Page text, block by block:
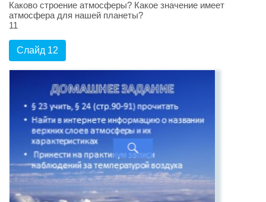
Каково строение атмосферы? Какое значение имеет
атмосфера для нашей планеты?
11
Слайд 12